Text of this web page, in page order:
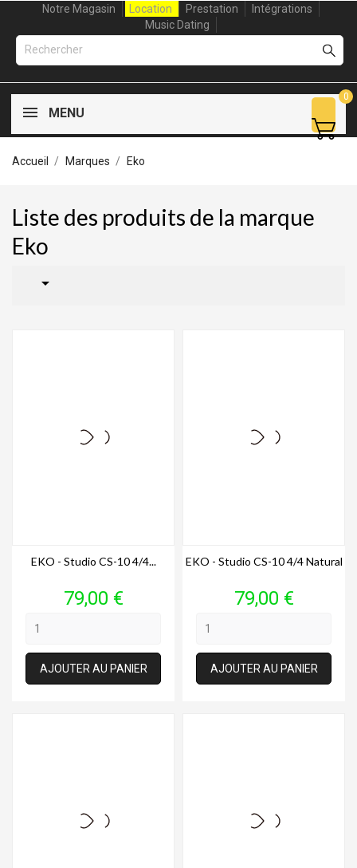
Notre Magasin Location Prestation
Intégrations
Music Dating
MENU
0
Accueil Marques Eko
Liste des produits de la marque
Eko

EKO - Studio CS-10 4/4...
Prix
79,00 €
AJOUTER AU PANIER
EKO - Studio CS-10 4/4 Natural
Prix
79,00 €
AJOUTER AU PANIER